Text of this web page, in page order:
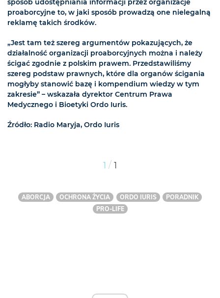
sposób udostępniania informacji przez organizacje
proaborcyjne to, w jaki sposób prowadzą one nielegalną
reklamę takich środków.
„Jest tam też szereg argumentów pokazujących, że
działalność organizacji proaborcyjnych można i należy
ścigać zgodnie z polskim prawem. Przedstawiliśmy
szereg podstaw prawnych, które dla organów ścigania
mogłyby stanowić bazę i kompendium wiedzy w tym
zakresie” – wskazała dyrektor Centrum Prawa
Medycznego i Bioetyki Ordo Iuris.
Źródło: Radio Maryja, Ordo Iuris
1 / 1
ABORCJA OCHRONA ŻYCIA ORDO IURIS
PORADNIK
PRO-LIFE